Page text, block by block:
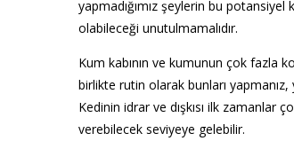
yapmadığımız şeylerin bu
olabileceği unutulmamalıdır.
Kum kabının ve kumunun çok fazla
birlikte rutin olarak bunları
Kedinin idrar ve dışkısı ilk zamanlar
verebilecek seviyeye gelebilir.